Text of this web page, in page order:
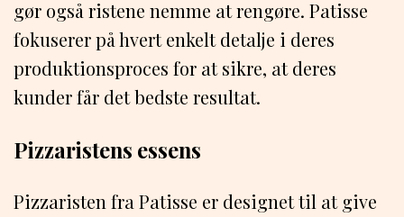
gør også ristene nemme at rengøre. Patisse
fokuserer på hvert enkelt detalje i deres
produktionsproces for at sikre, at deres
kunder får det bedste resultat.
Pizzaristens essens
Pizzaristen fra Patisse er designet til at give